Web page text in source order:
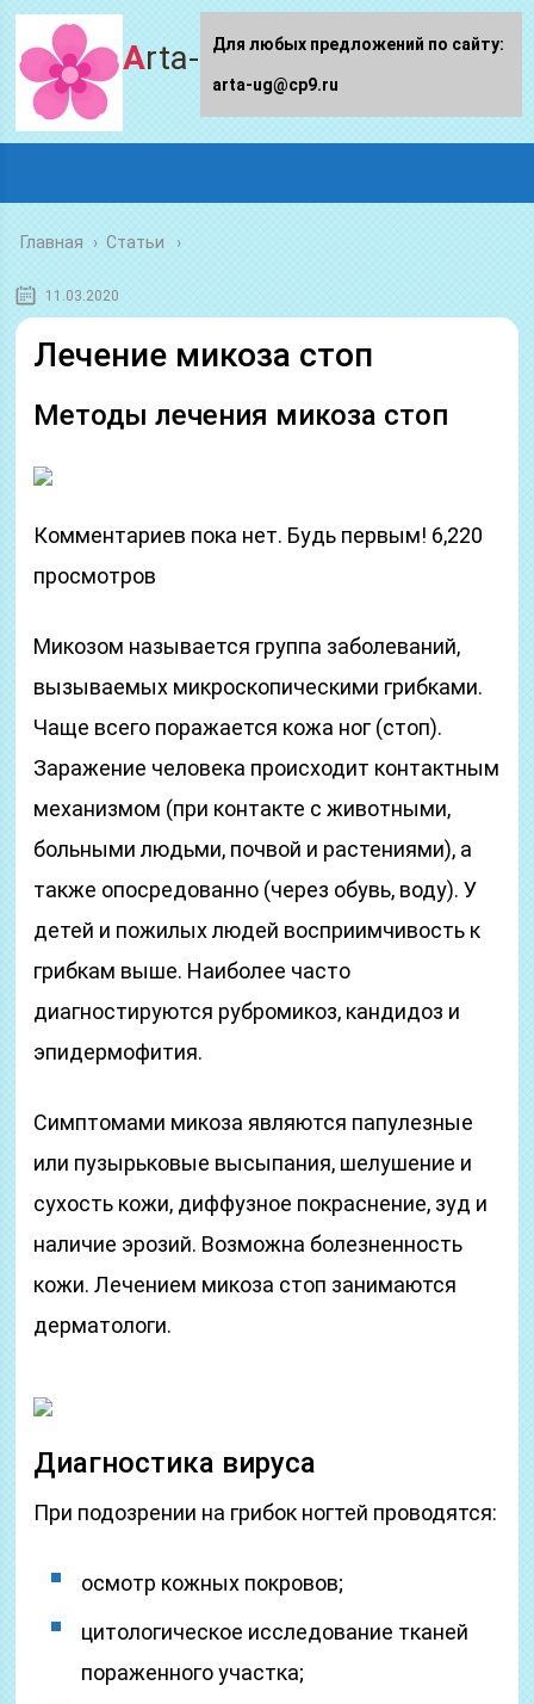
Arta-ug.ru
Главная › Статьи
11.03.2020
Лечение микоза стоп
Методы лечения микоза стоп
Комментариев пока нет. Будь первым! 6,220
просмотров
Микозом называется группа заболеваний,
вызываемых микроскопическими грибками.
Чаще всего поражается кожа ног (стоп).
Заражение человека происходит контактным
механизмом (при контакте с животными,
больными людьми, почвой и растениями), а
также опосредованно (через обувь, воду). У
детей и пожилых людей восприимчивость к
грибкам выше. Наиболее часто
диагностируются рубромикоз, кандидоз и
эпидермофития.
Симптомами микоза являются папулезные
или пузырьковые высыпания, шелушение и
сухость кожи, диффузное покраснение, зуд и
наличие эрозий. Возможна болезненность
кожи. Лечением микоза стоп занимаются
дерматологи.
Диагностика вируса
При подозрении на грибок ногтей проводятся:
осмотр кожных покровов;
цитологическое исследование тканей
пораженного участка;
Для любых предложений по сайту:
arta-ug@cp9.ru